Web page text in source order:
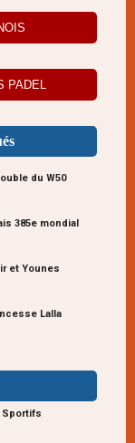
PADEL
du W50
385e mondial
et Younes
Lalla
Sportifs